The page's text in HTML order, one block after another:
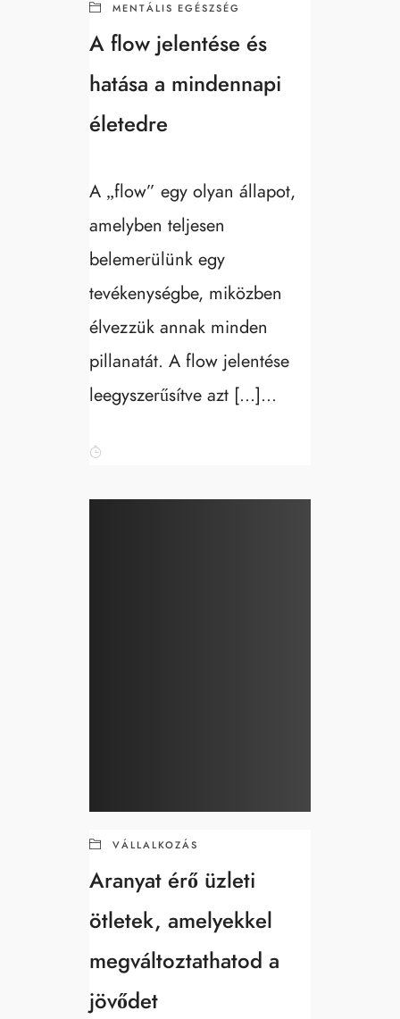
MENTÁLIS EGÉSZSÉG
A flow jelentése és
hatása a mindennapi
életedre
A „flow” egy olyan állapot,
amelyben teljesen
belemerülünk egy
tevékenységbe, miközben
élvezzük annak minden
pillanatát. A flow jelentése
leegyszerűsítve azt […]...
VÁLLALKOZÁS
Aranyat érő üzleti
ötletek, amelyekkel
megváltoztathatod a
jövődet